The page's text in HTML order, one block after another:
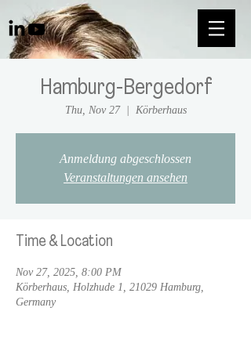
Hamburg-Bergedorf
Thu, Nov 27
  |
Körberhaus
Anmeldung abgeschlossen
Veranstaltungen ansehen
Time & Location
Nov 27, 2025, 8:00 PM
Körberhaus, Holzhude 1, 21029 Hamburg,
Germany